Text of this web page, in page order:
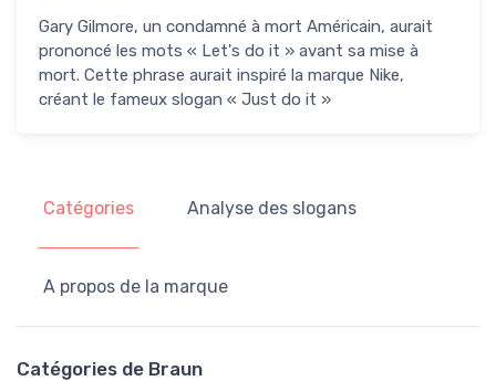
Gary Gilmore, un condamné à mort Américain, aurait
prononcé les mots « Let's do it » avant sa mise à
mort. Cette phrase aurait inspiré la marque Nike,
créant le fameux slogan « Just do it »
Catégories Analyse des slogans
A propos de la marque
Catégories de Braun